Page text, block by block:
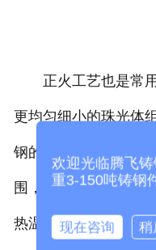
正火工艺也是常用
更均匀细小的珠光体
钢的正火处理，将铸
围，保温后在空气中
热温度的均匀性以及
欢迎光临腾飞
重3-150吨铸钢
现在咨询 稍